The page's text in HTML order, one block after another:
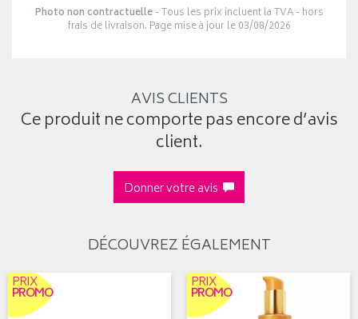
Photo non contractuelle- Tous les prix incluent la TVA - hors
frais de livraison. Page mise à jour le 03/08/2026
AVIS CLIENTS
Ce produit ne comporte pas encore d’avis
client.
Donner votre avis
DÉCOUVREZ ÉGALEMENT
PRIX
PROMO
PRIX
PROMO